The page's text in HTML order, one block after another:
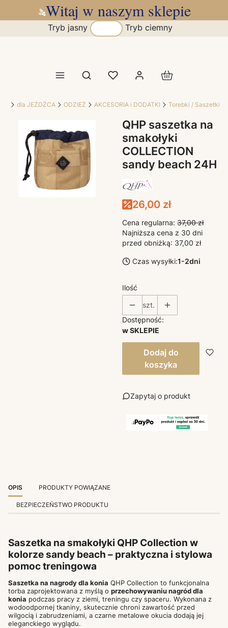
Witaj w naszym sklepie
Tryb jasny Tryb ciemny
Otwórz wyszukiwarkę Produkty w
dla JEŹDŹCA ODZIEŻ AKCESORIA i DODATKI Torebki / Saszetki
QHP saszetka na
smakołyki
COLLECTION
sandy beach 24H
26,00 zł
Cena regularna: 37,00 zł
Najniższa cena z 30 dni
przed obniżką: 37,00 zł
Czas wysyłki:1-2dni
Ilość
szt.
Dostępność:
w SKLEPIE
Dodaj do
koszyka
Zapytaj o produkt
OPIS PRODUKTY POWIĄZANE
BEZPIECZEŃSTWO PRODUKTU
Saszetka na smakołyki QHP Collection w
kolorze sandy beach – praktyczna i stylowa
pomoc treningowa
Saszetka na nagrody dla konia QHP Collection to funkcjonalna
torba zaprojektowana z myślą o przechowywaniu nagród dla
konia podczas pracy z ziemi, treningu czy spaceru. Wykonana z
wodoodpornej tkaniny, skutecznie chroni zawartość przed
wilgocią i zabrudzeniami, a czarne metalowe okucia dodają jej
eleganckiego wyglądu.